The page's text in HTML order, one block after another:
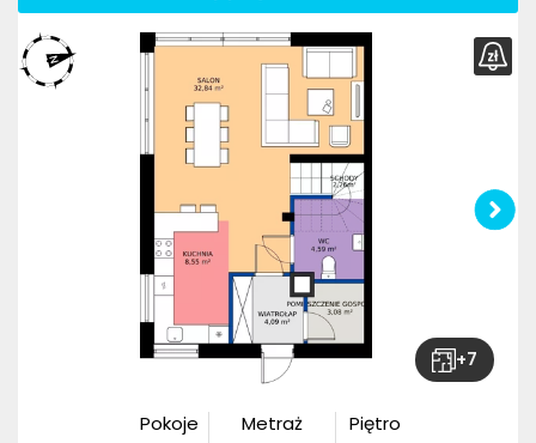
+7
Pokoje
Metraż
Piętro